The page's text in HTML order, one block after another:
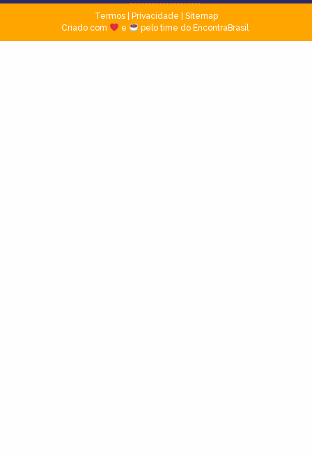
Termos| Privacidade
Sitemap
Criado com
e pelo time do EncontraBrasil